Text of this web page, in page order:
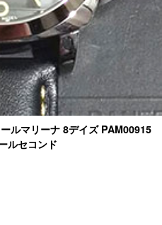
ルマリーナ 8デイズ PAM00915
ルセコンド